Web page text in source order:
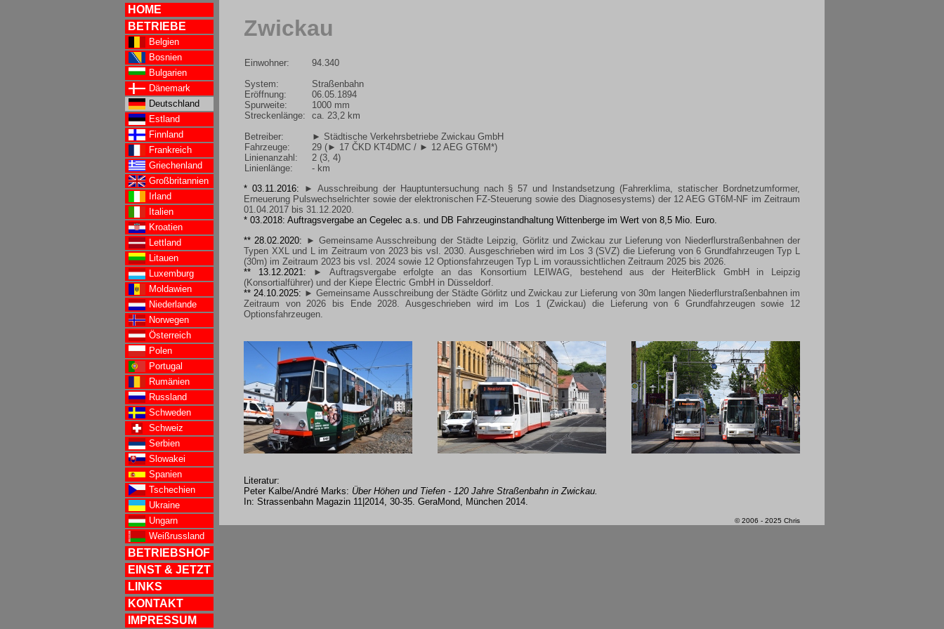
HOME
BETRIEBE
Belgien
Bosnien
Bulgarien
Dänemark
Deutschland
Estland
Finnland
Frankreich
Griechenland
Großbritannien
Irland
Italien
Kroatien
Lettland
Litauen
Luxemburg
Moldawien
Niederlande
Norwegen
Österreich
Polen
Portugal
Rumänien
Russland
Schweden
Schweiz
Serbien
Slowakei
Spanien
Tschechien
Ukraine
Ungarn
Weißrussland
BETRIEBSHOF
EINST & JETZT
LINKS
KONTAKT
IMPRESSUM
Zwickau
Einwohner:
System:
Eröffnung:
Spurweite:
Streckenlänge:
Betreiber:
Fahrzeuge:
Linienanzahl:
Linienlänge:
94.340
Straßenbahn
06.05.1894
1000 mm
ca. 23,2 km
► Städtische Verkehrsbetriebe Zwickau GmbH
29 (► 17 ČKD KT4DMC / ► 12 AEG GT6M*)
2 (3, 4)
- km
* 03.11.2016:
► Ausschreibung der Hauptuntersuchung nach § 57 und Instandsetzung (Fahrerklima, statischer Bordnetzumformer,
Erneuerung Pulswechselrichter sowie der elektronischen FZ-Steuerung sowie des Diagnosesystems) der 12 AEG GT6M-NF im Zeitraum
01.04.2017 bis 31.12.2020.
* 03.2018: Auftragsvergabe an Cegelec a.s. und DB Fahrzeuginstandhaltung Wittenberge im Wert von 8,5 Mio. Euro.
** 28.02.2020: ► Gemeinsame Ausschreibung der Städte Leipzig, Görlitz und Zwickau zur Lieferung von Niederflurstraßenbahnen der
Typen XXL und L im Zeitraum von 2023 bis vsl. 2030. Ausgeschrieben wird im Los 3 (SVZ) die Lieferung von 6 Grundfahrzeugen Typ L
(30m) im Zeitraum 2023 bis vsl. 2024 sowie 12 Optionsfahrzeugen Typ L im voraussichtlichen Zeitraum 2025 bis 2026.
** 13.12.2021:
► Auftragsvergabe erfolgte an das Konsortium LEIWAG, bestehend aus der HeiterBlick GmbH in Leipzig
(Konsortialführer) und der Kiepe Electric GmbH in Düsseldorf.
** 24.10.2025: ► Gemeinsame Ausschreibung der Städte Görlitz und Zwickau zur Lieferung von 30m langen Niederflurstraßenbahnen im
Zeitraum von 2026 bis Ende 2028. Ausgeschrieben wird im Los 1 (Zwickau) die Lieferung von 6 Grundfahrzeugen sowie 12
Optionsfahrzeugen.
Literatur:
Peter Kalbe/André Marks: Über Höhen und Tiefen - 120 Jahre Straßenbahn in Zwickau.
In: Strassenbahn Magazin 11|2014, 30-35. GeraMond, München 2014.
© 2006 - 2025 Chris